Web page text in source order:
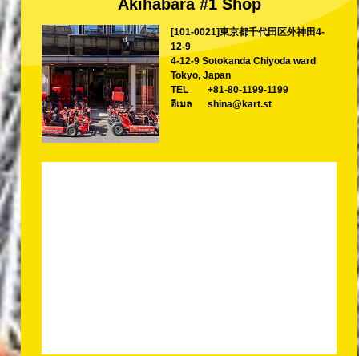
Akihabara #1 Shop
[101-0021]東京都千代田区外神田4-
12-9
4-12-9 Sotokanda Chiyoda ward
Tokyo, Japan
TEL
+81-80-1199-1199
อีเมล
shina@kart.st